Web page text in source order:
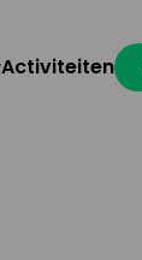
Activiteiten